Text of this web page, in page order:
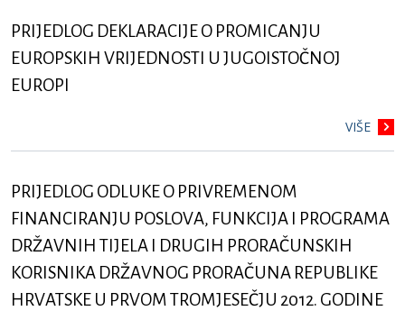
PRIJEDLOG DEKLARACIJE O PROMICANJU
EUROPSKIH VRIJEDNOSTI U JUGOISTOČNOJ
EUROPI
VIŠE
PRIJEDLOG ODLUKE O PRIVREMENOM
FINANCIRANJU POSLOVA, FUNKCIJA I PROGRAMA
DRŽAVNIH TIJELA I DRUGIH PRORAČUNSKIH
KORISNIKA DRŽAVNOG PRORAČUNA REPUBLIKE
HRVATSKE U PRVOM TROMJESEČJU 2012. GODINE